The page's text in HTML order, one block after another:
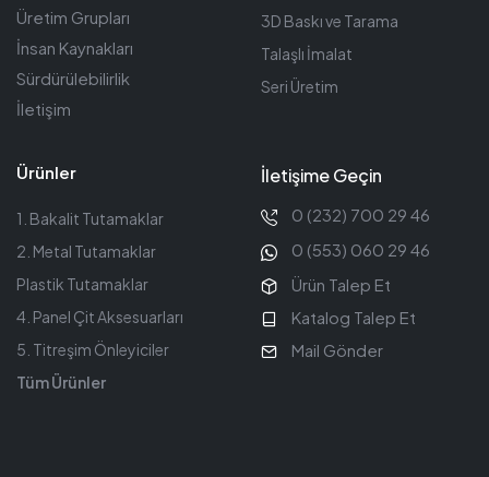
Üretim Grupları
İnsan Kaynakları
Sürdürülebilirlik
İletişim
3D Baskı ve Tarama
Talaşlı İmalat
Seri Üretim
Ürünler
1. Bakalit Tutamaklar
2. Metal Tutamaklar
Plastik Tutamaklar
4. Panel Çit Aksesuarları
5. Titreşim Önleyiciler
Tüm Ürünler
İletişime Geçin
0 (232) 700 29 46
0 (553) 060 29 46
Ürün Talep Et
Katalog Talep Et
Mail Gönder